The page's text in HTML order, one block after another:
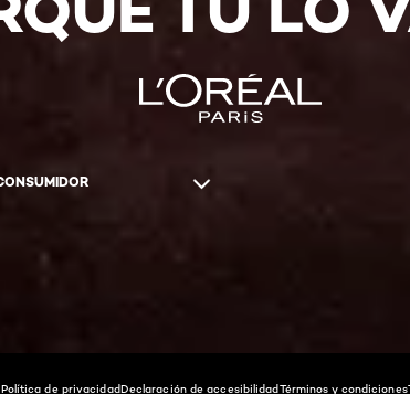
Política de privacidadDeclaración de accesibilidadTérminos y condiciones